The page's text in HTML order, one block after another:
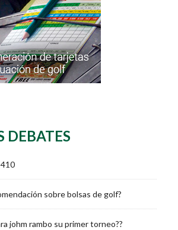
DEBATES
sobre bolsas de golf?
johm rambo su primer torneo??